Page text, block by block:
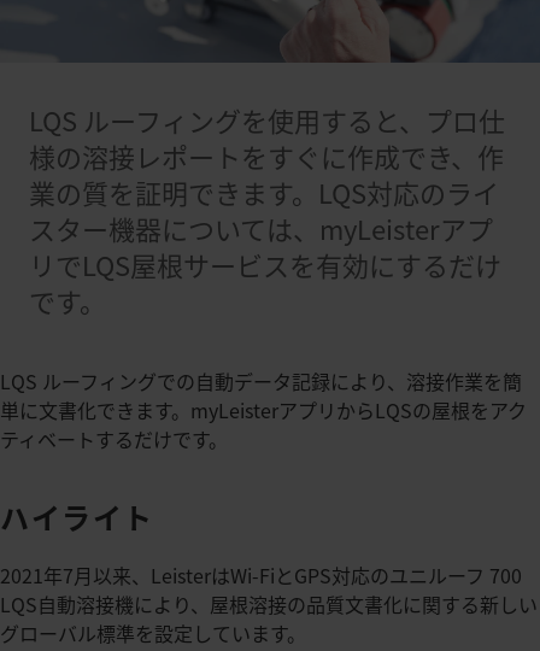
LQS ルーフィングを使用すると、プロ仕
様の溶接レポートをすぐに作成でき、作
業の質を証明できます。LQS対応のライ
スター機器については、myLeisterアプ
リでLQS屋根サービスを有効にするだけ
です。
LQS ルーフィングでの自動データ記録により、溶接作業を簡
単に文書化できます。myLeisterアプリからLQSの屋根をアク
ティベートするだけです。
ハイライト
2021年7月以来、LeisterはWi-FiとGPS対応のユニルーフ 700
LQS自動溶接機により、屋根溶接の品質文書化に関する新しい
グローバル標準を設定しています。